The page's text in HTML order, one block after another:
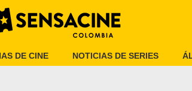
DE CINE NOTICIAS DE SERIES